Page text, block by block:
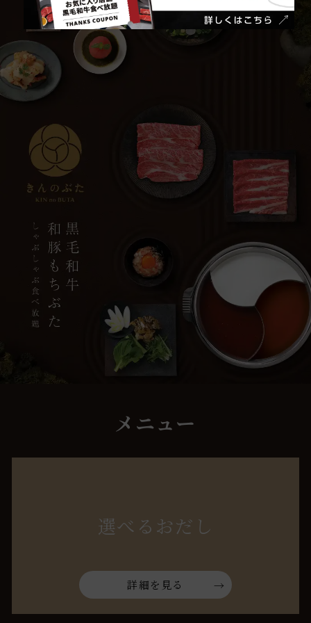
メニュー
選べるおだし
詳細を見る